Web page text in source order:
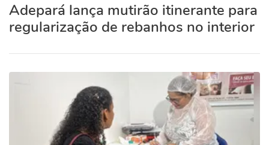
Adepará lança mutirão itinerante para
regularização de rebanhos no interior